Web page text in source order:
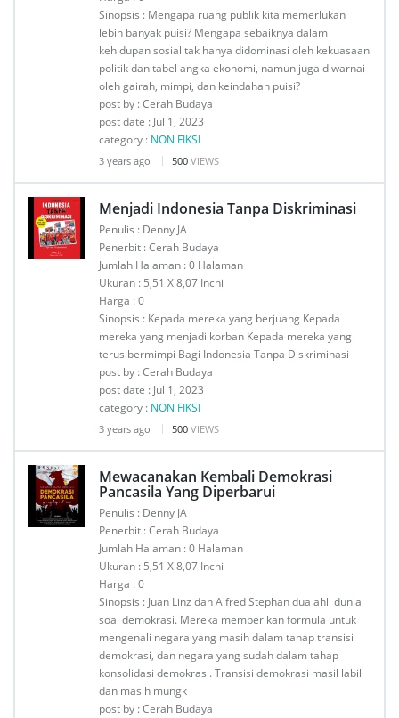
Sinopsis : Mengapa ruang publik kita memerlukan
lebih banyak puisi? Mengapa sebaiknya dalam
kehidupan sosial tak hanya didominasi oleh kekuasaan
politik dan tabel angka ekonomi, namun juga diwarnai
oleh gairah, mimpi, dan keindahan puisi?
post by : Cerah Budaya
post date : Jul 1, 2023
category : NON FIKSI
3 years ago 500 VIEWS
Menjadi Indonesia Tanpa Diskriminasi
Penulis : Denny JA
Penerbit : Cerah Budaya
Jumlah Halaman : 0 Halaman
Ukuran : 5,51 X 8,07 Inchi
Harga : 0
Sinopsis : Kepada mereka yang berjuang Kepada
mereka yang menjadi korban Kepada mereka yang
terus bermimpi Bagi Indonesia Tanpa Diskriminasi
post by : Cerah Budaya
post date : Jul 1, 2023
category : NON FIKSI
3 years ago 500 VIEWS
Mewacanakan Kembali Demokrasi
Pancasila Yang Diperbarui
Penulis : Denny JA
Penerbit : Cerah Budaya
Jumlah Halaman : 0 Halaman
Ukuran : 5,51 X 8,07 Inchi
Harga : 0
Sinopsis : Juan Linz dan Alfred Stephan dua ahli dunia
soal demokrasi. Mereka memberikan formula untuk
mengenali negara yang masih dalam tahap transisi
demokrasi, dan negara yang sudah dalam tahap
konsolidasi demokrasi. Transisi demokrasi masil labil
dan masih mungk
post by : Cerah Budaya